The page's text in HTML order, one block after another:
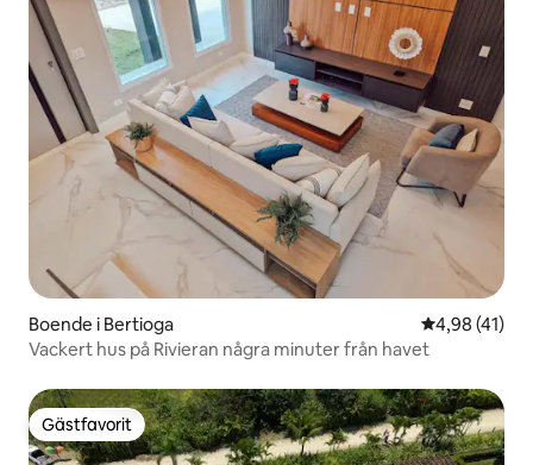
Boende i Bertioga 4,98 av 5 i
4,98 (41)
Vackert hus på Rivieran några minuter från havet
Gästfavorit
Gästfavorit